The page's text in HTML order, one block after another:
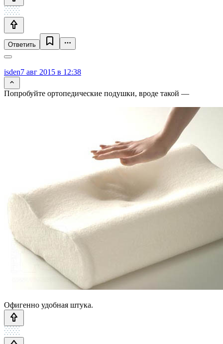
Ответить
isden7 авг 2015 в 12:38
Попробуйте ортопедические подушки, вроде такой —
Офигенно удобная штука.